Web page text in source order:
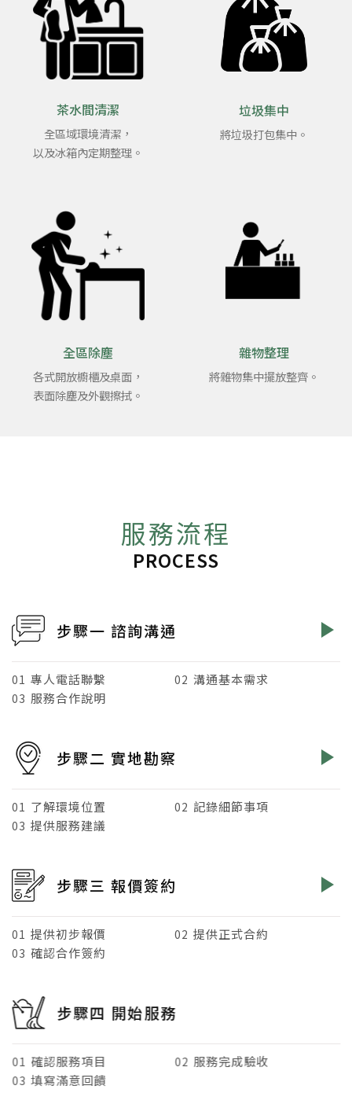
茶水間清潔
全區域環境清潔，
以及冰箱內定期整理。
垃圾集中
將垃圾打包集中。
全區除塵
各式開放櫥櫃及桌面，
表面除塵及外觀擦拭。
雜物整理
將雜物集中擺放整齊。
服務流程
PROCESS
步驟一 諮詢溝通
01 專人電話聯繫 02 溝通基本需求
03 服務合作說明
步驟二 實地勘察
01 了解環境位置 02 記錄細節事項
03 提供服務建議
步驟三 報價簽約
01 提供初步報價 02 提供正式合約
03 確認合作簽約
步驟四 開始服務
01 確認服務項目 02 服務完成驗收
03 填寫滿意回饋